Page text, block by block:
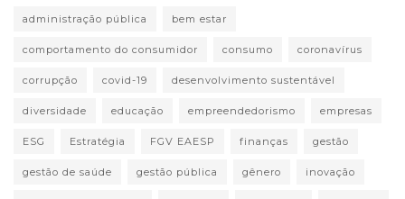
administração pública bem estar
comportamento do consumidor consumo coronavírus
corrupção covid-19 desenvolvimento sustentável
diversidade educação empreendedorismo empresas
ESG Estratégia FGV EAESP finanças gestão
gestão de saúde gestão pública gênero inovação